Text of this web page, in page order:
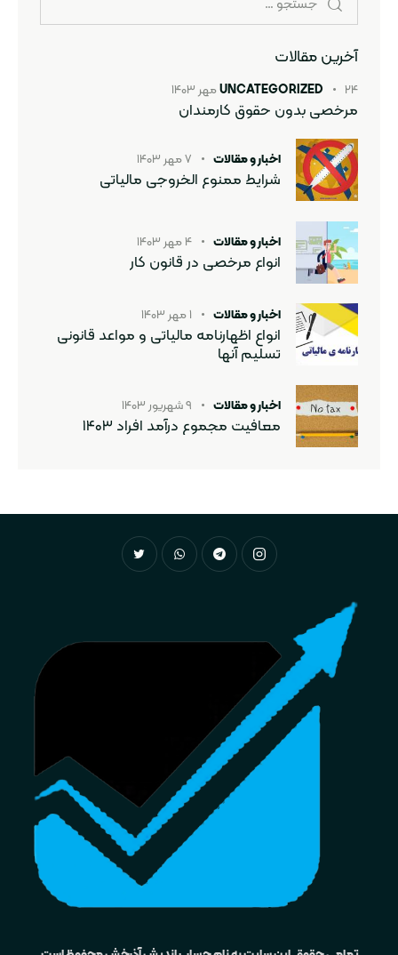
آخرین مقالات
UNCATEGORIZED ۲۴ مهر ۱۴۰۳
مرخصی بدون حقوق کارمندان
اخبار و مقالات ۷ مهر ۱۴۰۳
شرایط ممنوع الخروجی مالیاتی
اخبار و مقالات ۴ مهر ۱۴۰۳
انواع مرخصی در قانون کار
اخبار و مقالات ۱ مهر ۱۴۰۳
انواع اظهارنامه مالیاتی و مواعد قانونی
تسلیم آنها
اخبار و مقالات ۹ شهریور ۱۴۰۳
معافیت مجموع درآمد افراد ۱۴۰۳